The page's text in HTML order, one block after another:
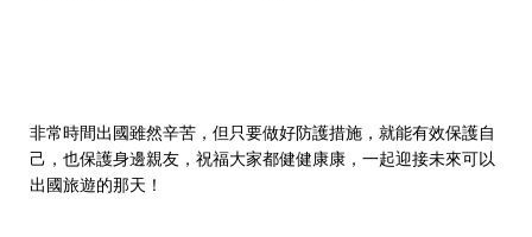
非常時間出國雖然辛苦，但只要做好防護措施，就能有效保護自
己，也保護身邊親友，祝福大家都健健康康，一起迎接未來可以
出國旅遊的那天！